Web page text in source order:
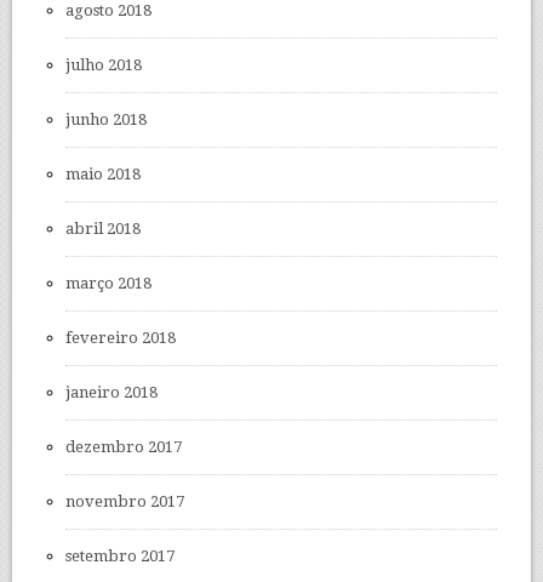
agosto 2018
julho 2018
junho 2018
maio 2018
abril 2018
março 2018
fevereiro 2018
janeiro 2018
dezembro 2017
novembro 2017
setembro 2017